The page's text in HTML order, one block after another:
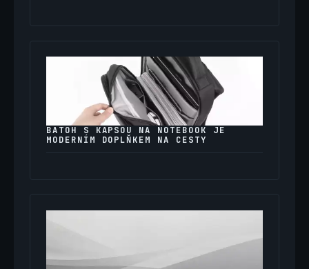
BATOH S KAPSOU NA NOTEBOOK JE
MODERNÍM DOPLŇKEM NA CESTY